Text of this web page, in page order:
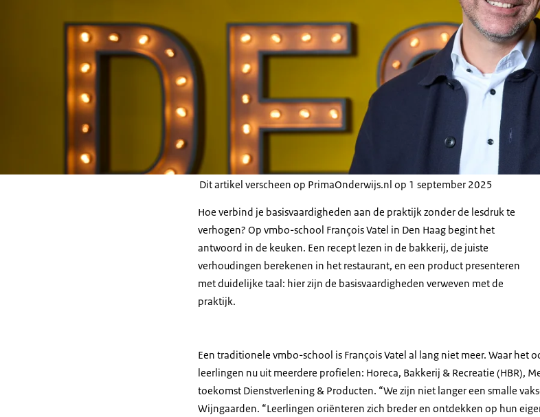
Dit artikel verscheen op PrimaOnderwijs.nl op 1 september 2025
Hoe verbind je basisvaardigheden aan de praktijk zonder de lesdruk te
verhogen? Op vmbo-school François Vatel in Den Haag begint het
antwoord in de keuken. Een recept lezen in de bakkerij, de juiste
verhoudingen berekenen in het restaurant, en een product presenteren
met duidelijke taal: hier zijn de basisvaardigheden verweven met de
praktijk.
Een traditionele vmbo-school is François Vatel al lang niet meer. Waar het
leerlingen nu uit meerdere profielen: Horeca, Bakkerij & Recreatie (HBR),
toekomst Dienstverlening & Producten. “We zijn niet langer een smalle
Wijngaarden. “Leerlingen oriënteren zich breder en ontdekken op hun